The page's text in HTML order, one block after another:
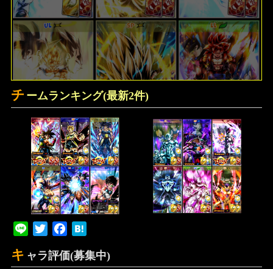
チ ームランキング(最新2件)
Line Twitter Facebook
キ ャラ評価(募集中)